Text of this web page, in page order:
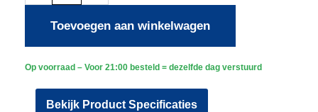
Plus
Toevoegen aan winkelwagen
Op voorraad – Voor 21:00 besteld = dezelfde dag verstuurd
Bekijk Product Specificaties